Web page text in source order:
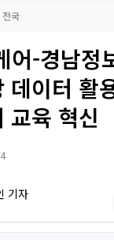
전국
어-경남정
데이터 활
교육 혁신
기자